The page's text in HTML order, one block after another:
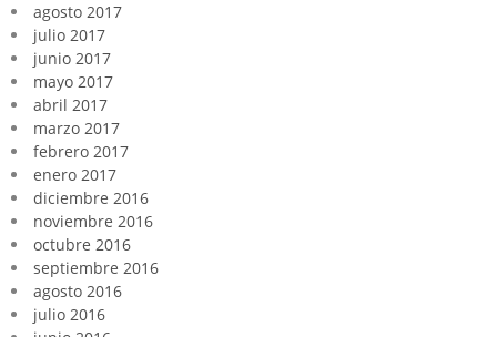
agosto 2017
julio 2017
junio 2017
mayo 2017
abril 2017
marzo 2017
febrero 2017
enero 2017
diciembre 2016
noviembre 2016
octubre 2016
septiembre 2016
agosto 2016
julio 2016